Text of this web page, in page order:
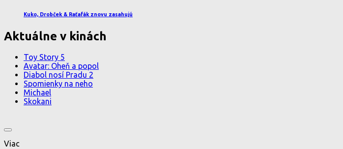
Kuko, Drobček & Raťafák znovu zasahujú
Aktuálne v kinách
Toy Story 5
Avatar: Oheň a popol
Diabol nosí Pradu 2
Spomienky na neho
Michael
Skokani
Viac